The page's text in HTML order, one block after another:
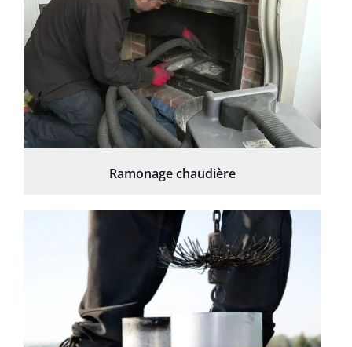
Ramonage chaudière